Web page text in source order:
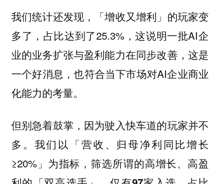
我们统计还发现，「增收又增利」的玩家变
多了，占比达到了25.3%，这说明一批AI企
业的业务扩张与盈利能⼒在同步改善，这是
一个好消息，也符合当下市场对AI企业商业
化能力的考量。
但别急着鼓掌，因为驶入快车道的玩家并不
多。 我们以「营收、归母净利同比增长
≥20%」为指标，筛选所谓的高增长、高盈